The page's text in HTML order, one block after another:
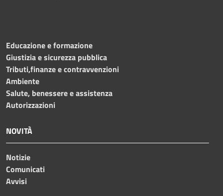
Educazione e formazione
Giustizia e sicurezza pubblica
Tributi,finanze e contravvenzioni
Ambiente
Salute, benessere e assistenza
Autorizzazioni
NOVITÀ
Notizie
Comunicati
Avvisi